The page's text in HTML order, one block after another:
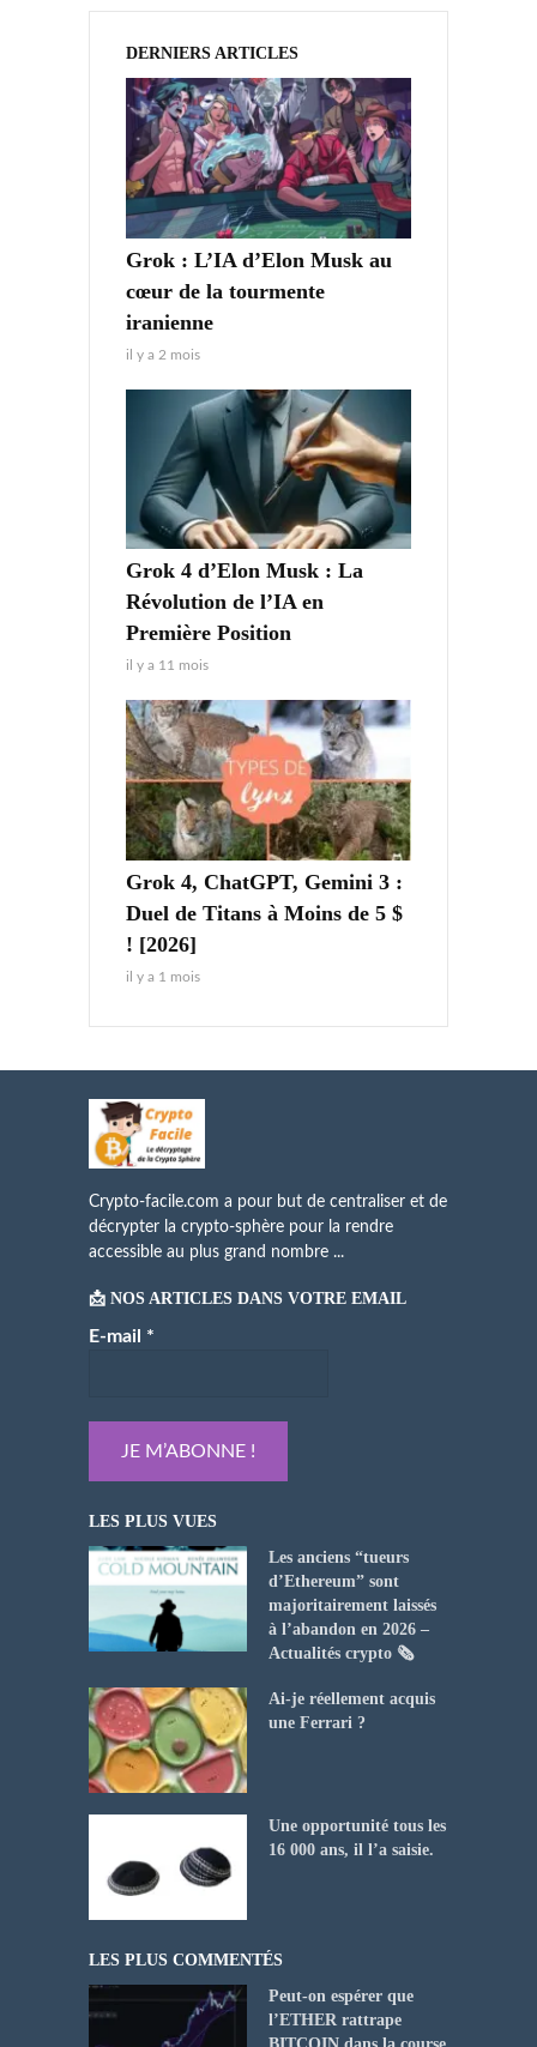
DERNIERS ARTICLES
Grok : L’IA d’Elon Musk au
cœur de la tourmente
iranienne
il y a 2 mois
Grok 4 d’Elon Musk : La
Révolution de l’IA en
Première Position
il y a 11 mois
Grok 4, ChatGPT, Gemini 3 :
Duel de Titans à Moins de 5 $
! [2026]
il y a 1 mois
Crypto-facile.com a pour but de centraliser et de
décrypter la crypto-sphère pour la rendre
accessible au plus grand nombre ...
📩 NOS ARTICLES DANS VOTRE EMAIL
E-mail *
LES PLUS VUES
Les anciens “tueurs
d’Ethereum” sont
majoritairement laissés
à l’abandon en 2026 –
Actualités crypto 🗞️
Ai-je réellement acquis
une Ferrari ?
Une opportunité tous les
16 000 ans, il l’a saisie.
LES PLUS COMMENTÉS
Peut-on espérer que
l’ETHER rattrape